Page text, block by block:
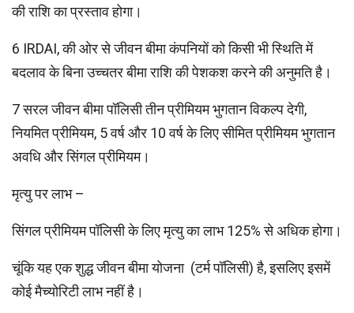
की राशि का प्रस्ताव होगा।
6 IRDAI, की ओर से जीवन बीमा कंपनियों को किसी भी स्थिति में
बदलाव के बिना उच्चतर बीमा राशि की पेशकश करने की अनुमति है।
7 सरल जीवन बीमा पॉलिसी तीन प्रीमियम भुगतान विकल्प देगी,
नियमित प्रीमियम, 5 वर्ष और 10 वर्ष के लिए सीमित प्रीमियम भुगतान
अवधि और सिंगल प्रीमियम।
मृत्यु पर लाभ –
सिंगल प्रीमियम पॉलिसी के लिए मृत्यु का लाभ 125% से अधिक होगा।
चूंकि यह एक शुद्ध जीवन बीमा योजना (टर्म पॉलिसी) है, इसलिए इसमें
कोई मैच्योरिटी लाभ नहीं है।